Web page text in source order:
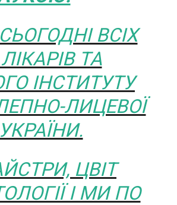
ВСІХ
ТА
ІНСТИТУТУ
ЛИЦЕВОЇ
ЦВІТ
І МИ ПО